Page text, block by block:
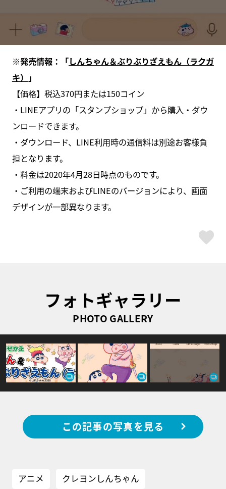
※発売情報：「しんちゃん＆ぶりぶりざえもん（ラクガ
キ） 」
【価格】税込370円または150コイン
・LINEアプリの「スタンプショップ」から購入・ダウ
ンロードできます。
・ダウンロード、LINE利用時の通信料は別途お客様負
担となります。
・料金は2020年4月28日時点のものです。
・ご利用の端末およびLINEのバージョンにより、画面
デザインが一部異なります。
フォトギャラリー
PHOTO GALLERY
この記事の写真を見る
アニメ クレヨンしんちゃん